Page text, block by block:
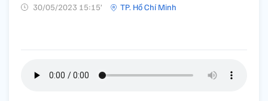
30/05/2023 15:15’ TP. Hồ Chí Minh